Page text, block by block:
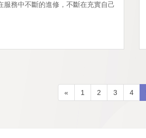
務中不斷的進修，不斷在充實自己
« 1 2 3 4